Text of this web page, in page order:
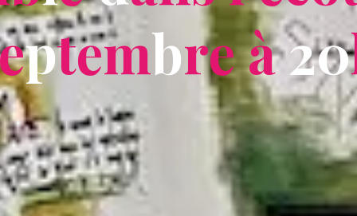
ptembreà20